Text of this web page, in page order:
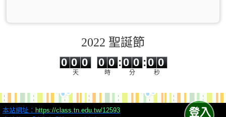
2022 聖誕節
0 0 0
天
0
0
0
時
:
0
0
0
0
分
:0 0
秒
本站網址： https://class.tn.edu.tw/12593